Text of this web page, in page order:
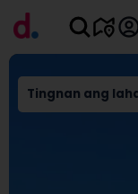
Tingnan ang